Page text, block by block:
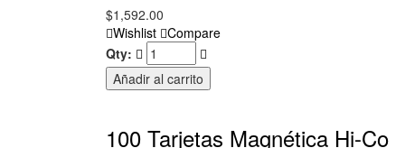
$1,592.00
Wishlist Compare
Qty:
Añadir al carrito
100 Tarjetas Magnética Hi-Co